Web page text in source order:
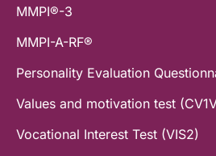
MMPI®-3
MMPI-A-RF®
Personality Evaluation
Values and motivation test
Vocational Interest Test (VIS2)